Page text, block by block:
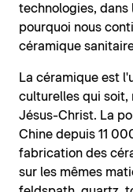
technologies, dans
pourquoi nous
céramique
La céramique est
culturelles qui soit,
Jésus-Christ. La
Chine depuis 11
fabrication des
sur les mêmes